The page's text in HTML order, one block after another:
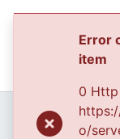
Home
Fondo Cali
Error
item
0
o/